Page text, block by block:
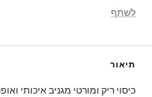
לשתף
תיאור
כיסוי ריק ומורטי מגניב איכותי